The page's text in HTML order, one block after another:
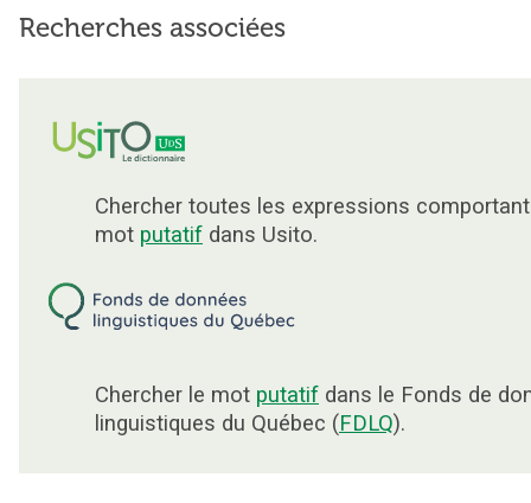
Recherches associées
Chercher toutes les expressions
mot putatif dans Usito.
Chercher le mot putatif dans le Fonds de
linguistiques du Québec (FDLQ).